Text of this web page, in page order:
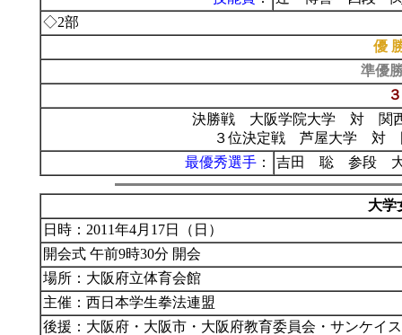
◇2部
優
準優
決勝戦 大阪学院大学 対 関西
３位決定戦 芦屋大学 対
最優秀選手： 吉田 聡 参段 大
大学
日時：2011年4月17日（日）
開会式 午前9時30分 開会
場所：大阪府立体育会館
主催：西日本学生拳法連盟
後援：大阪府・大阪市・大阪府教育委員会・サンケイ